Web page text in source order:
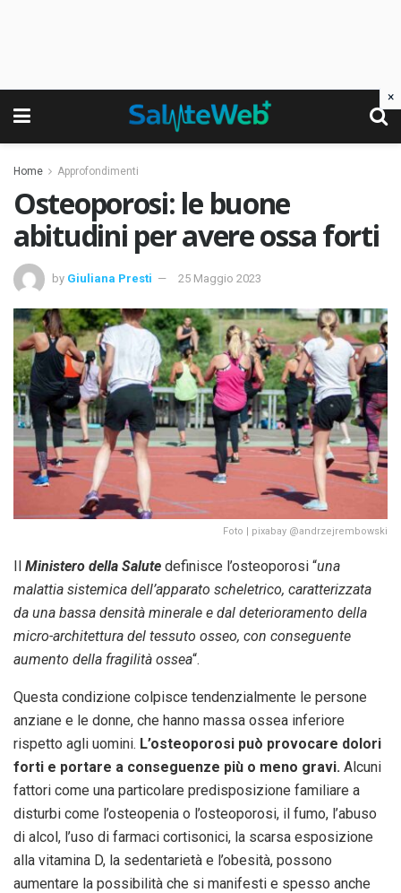
Home Approfondimenti
Osteoporosi: le buone
abitudini per avere ossa forti
by Giuliana Presti 25 Maggio 2023
Foto | pixabay @andrzejrembowski
Il Ministero della Salute definisce l’osteoporosi “una
malattia sistemica dell’apparato scheletrico, caratterizzata
da una bassa densità minerale e dal deterioramento della
micro-architettura del tessuto osseo, con conseguente
aumento della fragilità ossea“.
Questa condizione colpisce tendenzialmente le persone
anziane e le donne, che hanno massa ossea inferiore
rispetto agli uomini. L’osteoporosi può provocare dolori
forti e portare a conseguenze più o meno gravi. Alcuni
fattori come una particolare predisposizione familiare a
disturbi come l’osteopenia o l’osteoporosi, il fumo, l’abuso
di alcol, l’uso di farmaci cortisonici, la scarsa esposizione
alla vitamina D, la sedentarietà e l’obesità, possono
aumentare la possibilità che si manifesti e spesso anche
×